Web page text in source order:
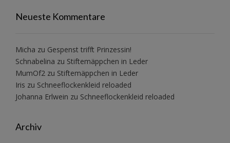
Neueste Kommentare
Micha zu Gespenst trifft Prinzessin!
Schnabelina zu Stiftemäppchen in Leder
MumOf2 zu Stiftemäppchen in Leder
Iris zu Schneeflockenkleid reloaded
Johanna Erlwein zu Schneeflockenkleid reloaded
Archiv